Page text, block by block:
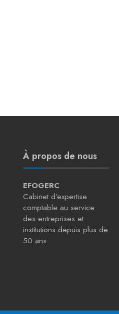
À propos de nous
EFOGERC
Cabinet d’expertise
comptable au service
des entreprises et
institutions depuis plus de
50 ans